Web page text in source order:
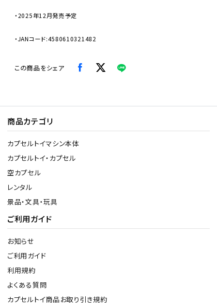
・2025年12月発売予定
・JANコード:4580610321482
この商品をシェア
商品カテゴリ
カプセルトイマシン本体
カプセルトイ・カプセル
空カプセル
レンタル
景品・文具・玩具
ご利用ガイド
お知らせ
ご利用ガイド
利用規約
よくある質問
カプセルトイ商品お取り引き規約